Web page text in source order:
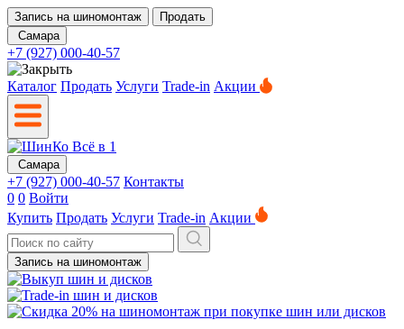
Запись на шиномонтаж
Продать
Самара
+7 (927) 000-40-57
Каталог Продать Услуги Trade-in Акции
Самара
+7 (927) 000-40-57 Контакты
0 0 Войти
Купить Продать Услуги Trade-in Акции
Запись на шиномонтаж